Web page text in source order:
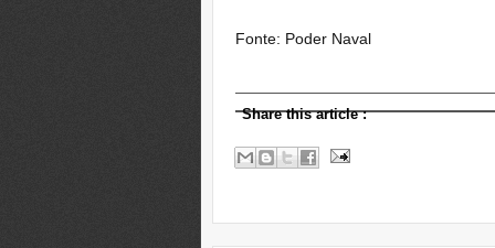
Fonte: Poder Naval
Share this article: